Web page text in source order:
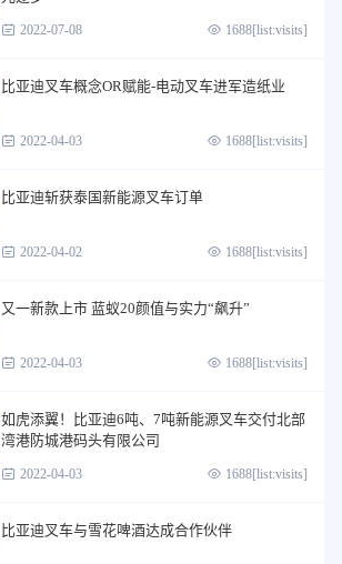
2022-07-08 1688[list:visits]
比亚迪叉车概念OR赋能-电动叉车进军造纸业
2022-04-03 1688[list:visits]
比亚迪斩获泰国新能源叉车订单
2022-04-02 1688[list:visits]
又一新款上市 蓝蚁20颜值与实力“飙升”
2022-04-03 1688[list:visits]
如虎添翼！比亚迪6吨、7吨新能源叉车交付北部
湾港防城港码头有限公司
2022-04-03 1688[list:visits]
比亚迪叉车与雪花啤酒达成合作伙伴